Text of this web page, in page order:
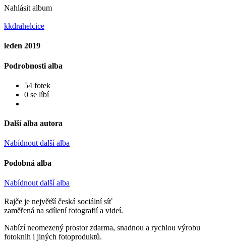
Nahlásit album
kkdrahelcice
leden 2019
Podrobnosti alba
54 fotek
0 se líbí
Další alba autora
Nabídnout další alba
Podobná alba
Nabídnout další alba
Rajče je největší česká sociální síť
zaměřená na sdílení fotografií a videí.
Nabízí neomezený prostor zdarma, snadnou a rychlou výrobu
fotoknih i jiných fotoproduktů.